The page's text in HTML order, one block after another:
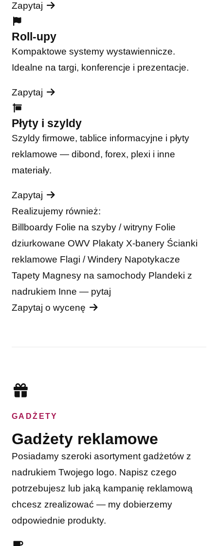
Zapytaj
Roll-upy
Kompaktowe systemy wystawiennicze.
Idealne na targi, konferencje i prezentacje.
Zapytaj
Płyty i szyldy
Szyldy firmowe, tablice informacyjne i płyty
reklamowe — dibond, forex, plexi i inne
materiały.
Zapytaj
Realizujemy również:
Billboardy Folie na szyby / witryny Folie
dziurkowane OWV Plakaty X-banery Ścianki
reklamowe Flagi / Windery Napotykacze
Tapety Magnesy na samochody Plandeki z
nadrukiem Inne — pytaj
Zapytaj o wycenę
GADŻETY
Gadżety reklamowe
Posiadamy szeroki asortyment gadżetów z
nadrukiem Twojego logo. Napisz czego
potrzebujesz lub jaką kampanię reklamową
chcesz zrealizować — my dobierzemy
odpowiednie produkty.